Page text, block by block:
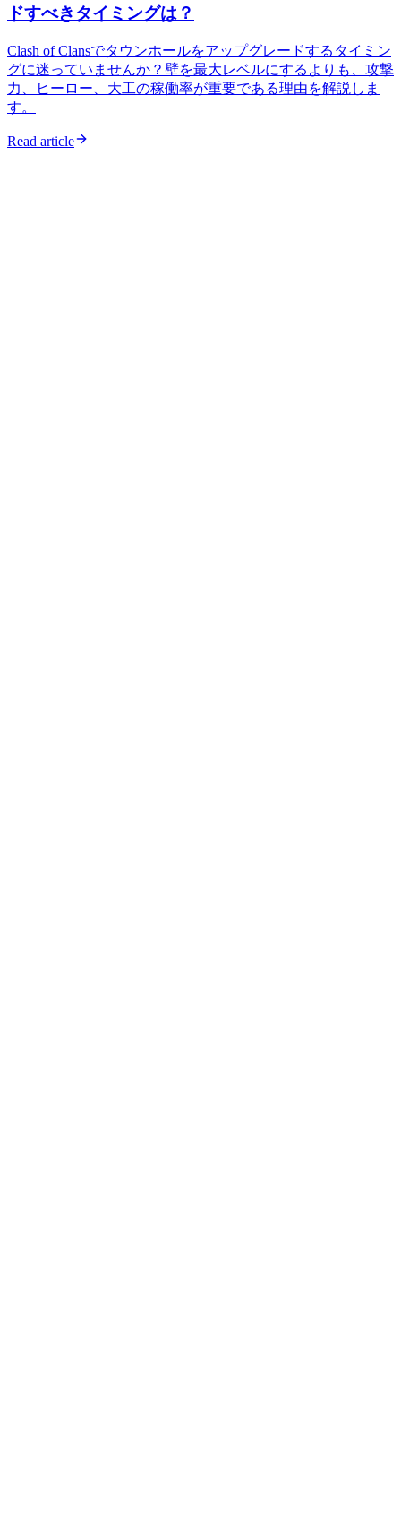
ドすべきタイミングは？
Clash of Clansでタウンホールをアップグレードするタイミン
グに迷っていませんか？壁を最大レベルにするよりも、攻撃
力、ヒーロー、大工の稼働率が重要である理由を解説しま
す。
Read article